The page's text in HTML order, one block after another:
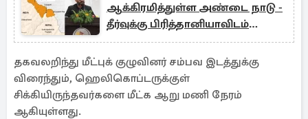
ஆக்கிரமித்துள்ள அண்டை நாடு -
தீர்வுக்கு பிரித்தானியாவிடம்
முறையீடு
தகவலறிந்து மீட்புக் குழுவினர் சம்பவ இடத்துக்கு
விரைந்தும், ஹெலிகொப்டருக்குள்
சிக்கியிருந்தவர்களை மீட்க ஆறு மணி நேரம்
ஆகியுள்ளது.